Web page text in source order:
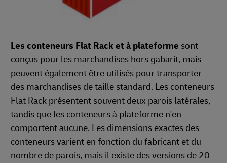
Les conteneurs Flat Rack et à plateforme sont
conçus pour les marchandises hors gabarit, mais
peuvent également être utilisés pour transporter
des marchandises de taille standard. Les conteneurs
Flat Rack présentent souvent deux parois latérales,
tandis que les conteneurs à plateforme n'en
comportent aucune. Les dimensions exactes des
conteneurs varient en fonction du fabricant et du
nombre de parois, mais il existe des versions de 20